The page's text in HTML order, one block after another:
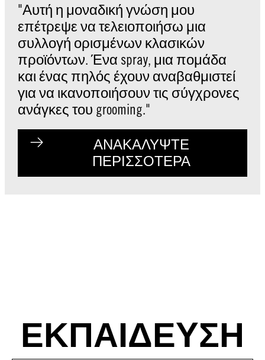
"Αυτή η μοναδική γνώση μου
επέτρεψε να τελειοποιήσω μια
συλλογή ορισμένων κλασικών
προϊόντων. Ένα spray, μια πομάδα
και ένας πηλός έχουν αναβαθμιστεί
για να ικανοποιήσουν τις σύγχρονες
ανάγκες του grooming."
ΑΝΑΚΑΛΥΨΤΕ
ΠΕΡΙΣΣΟΤΕΡΑ
ΕΚΠΑΙΔΕΥΣΗ